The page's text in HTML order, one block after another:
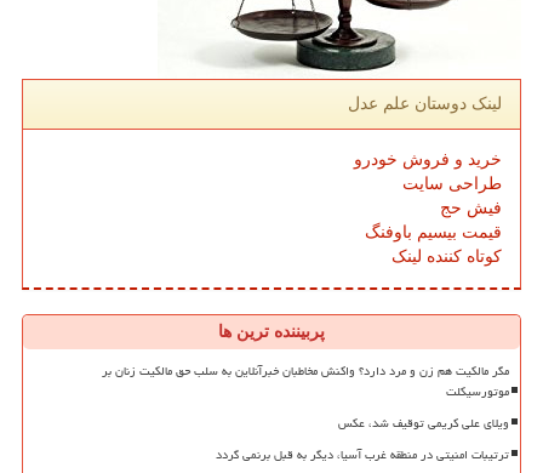
لینک دوستان علم عدل
خرید و فروش خودرو
طراحی سایت
فیش حج
قیمت بیسیم باوفنگ
کوتاه کننده لینک
پربیننده ترین ها
مگر مالکیت هم زن و مرد دارد؟ واکنش مخاطبان خبرآنلاین به سلب حق مالکیت زنان بر
موتورسیکلت
ویلای علی کریمی توقیف شد، عکس
ترتیبات امنیتی در منطقه غرب آسیا، دیگر به قبل برنمی گردد